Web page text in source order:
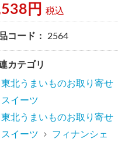
円 税込
コード： 2564
カテゴリ
東北うまいものお取り寄せ
スイーツ
東北うまいものお取り寄せ
スイーツ
フィナンシェ